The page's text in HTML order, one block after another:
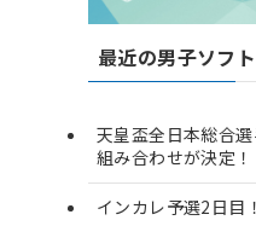
最近の男子ソフ
天皇盃全日本総合
組み合わせが決定！
インカレ予選2日目